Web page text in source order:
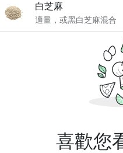
白芝麻
適量，或黑白芝麻混合
喜歡您